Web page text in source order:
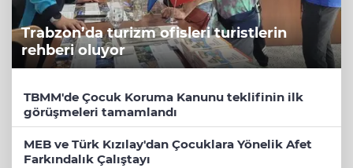
Trabzon’da turizm ofisleri turistlerin
rehberi oluyor
TBMM'de Çocuk Koruma Kanunu teklifinin ilk
görüşmeleri tamamlandı
MEB ve Türk Kızılay'dan Çocuklara Yönelik Afet
Farkındalık Çalıştayı